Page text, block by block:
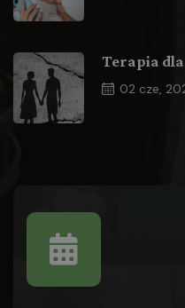
Terapia
02 cze,